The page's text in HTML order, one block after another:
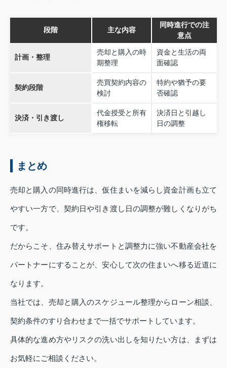
段階 主な内容
同時進行での注
意点
計画・整理
売却と購入の時
期整理
資金と生活の両
面確認
契約段階
売買契約内容の
検討
特約や猶予の要
否確認
決済・引き渡し
代金授受と所有
権移転
決済日と引越し
日の調整
まとめ
売却と購入の同時進行は、仮住まいを減らし資金計画も立て
やすい一方で、契約日や引き渡し日の調整が難しくなりがち
です。
だからこそ、住み替えサポートと調整力に強い不動産会社を
パートナーにすることが、安心して次の住まいへ移る近道に
なります。
当社では、売却と購入のスケジュール整理からローン相談、
契約条件のすり合わせまで一括でサポートしています。
具体的な進め方やリスクの洗い出しを知りたい方は、まずは
お気軽にご相談ください。